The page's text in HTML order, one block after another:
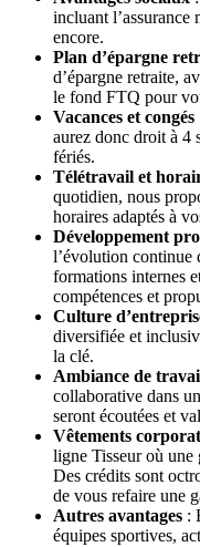
incluant l’assurance
encore.
Plan d’épargne
d’épargne retraite,
le fond FTQ pour
Vacances et congés
aurez donc droit à 4
fériés.
Télétravail et
quotidien, nous
horaires adaptés à
Développement
l’évolution continue
formations internes
compétences et
Culture
diversifiée et
la clé.
Ambiance de
collaborative dans
seront écoutées et
Vêtements
ligne Tisseur où une
Des crédits sont
de vous refaire une
Autres avantages :
équipes sportives,